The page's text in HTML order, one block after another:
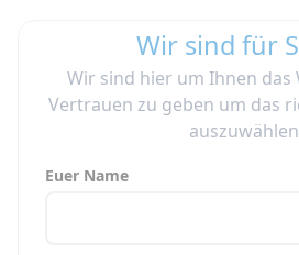
Wir sind für
Wir sind hier um Ihnen das
Vertrauen zu geben um das
Euer Name